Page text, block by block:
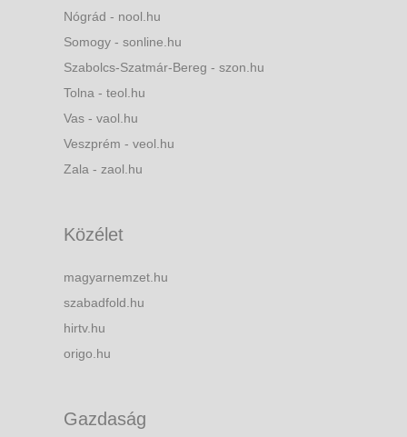
Nógrád - nool.hu
Somogy - sonline.hu
Szabolcs-Szatmár-Bereg - szon.hu
Tolna - teol.hu
Vas - vaol.hu
Veszprém - veol.hu
Zala - zaol.hu
Közélet
magyarnemzet.hu
szabadfold.hu
hirtv.hu
origo.hu
Gazdaság